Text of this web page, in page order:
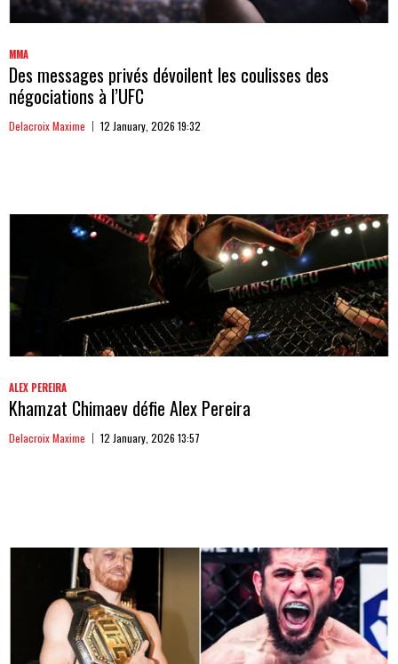
MMA
Des messages privés dévoilent les coulisses des
négociations à l’UFC
Delacroix Maxime 12 January, 2026 19:32
ALEX PEREIRA
Khamzat Chimaev défie Alex Pereira
Delacroix Maxime 12 January, 2026 13:57